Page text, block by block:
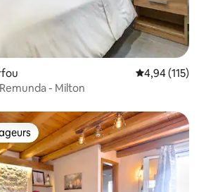
Évaluation
4,94 (115)
- Milton